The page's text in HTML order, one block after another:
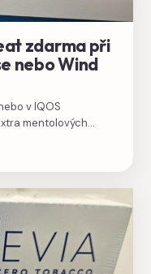
zdarma při
nebo Wind
v IQOS
mentolových